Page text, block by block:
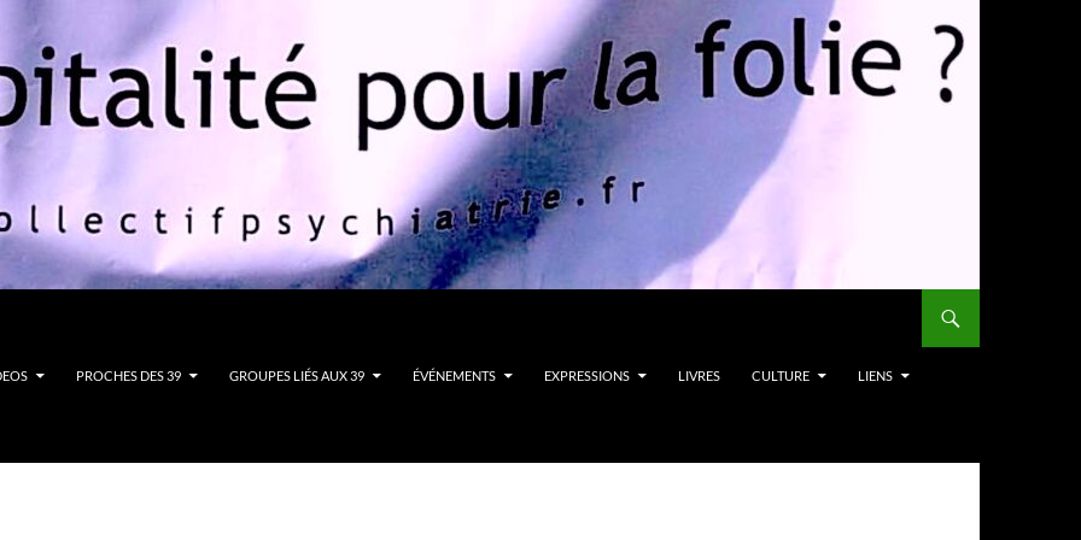
PROCHES DES 39 GROUPES LIÉS AUX 39 ÉVÉNEMENTS EXPRESSIONS LIVRES CULTURE LIENS